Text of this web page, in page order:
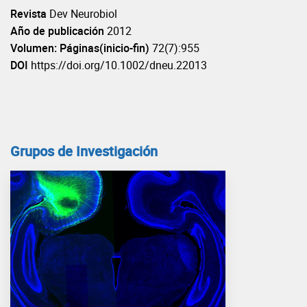
Revista Dev Neurobiol
Año de publicación 2012
Volumen: Páginas(inicio-fin) 72(7):955
DOI https://doi.org/10.1002/dneu.22013
Grupos de Investigación